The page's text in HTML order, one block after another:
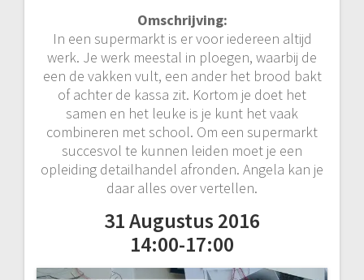
Omschrijving:
In een supermarkt is er voor iedereen altijd
werk. Je werk meestal in ploegen, waarbij de
een de vakken vult, een ander het brood bakt
of achter de kassa zit. Kortom je doet het
samen en het leuke is je kunt het vaak
combineren met school. Om een supermarkt
succesvol te kunnen leiden moet je een
opleiding detailhandel afronden. Angela kan je
daar alles over vertellen.
31 Augustus 2016
14:00-17:00